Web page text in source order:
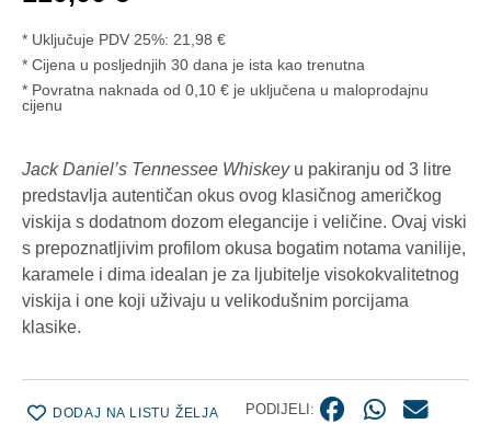
* Uključuje PDV 25%: 21,98 €
Cijena u posljednjih 30 dana je ista kao trenutna
* Povratna naknada od 0,10 € je uključena u maloprodajnu
cijenu
Jack Daniel’s Tennessee Whiskeyu pakiranju od 3 litre
predstavlja autentičan okus ovog klasičnog američkog
viskija s dodatnom dozom elegancije i veličine. Ovaj viski
s prepoznatljivim profilom okusa bogatim notama vanilije,
karamele i dima idealan je za ljubitelje visokokvalitetnog
viskija i one koji uživaju u velikodušnim porcijama
klasike.
DODAJ NA LISTU ŽELJA PODIJELI: